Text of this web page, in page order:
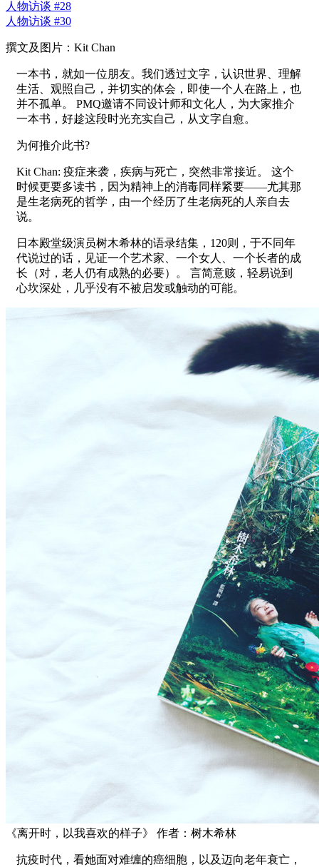
人物访谈 #28
人物访谈 #30
撰文及图片：Kit Chan
一本书，就如一位朋友。我们透过文字，认识世界、理解
生活、观照自己，并切实的体会，即使一个人在路上，也
并不孤单。 PMQ邀请不同设计师和文化人，为大家推介
一本书，好趁这段时光充实自己，从文字自愈。
为何推介此书?
Kit Chan: 疫症来袭，疾病与死亡，突然非常接近。 这个
时候更要多读书，因为精神上的消毒同样紧要——尤其那
是生老病死的哲学，由一个经历了生老病死的人亲自去
说。
日本殿堂级演员树木希林的语录结集，120则，于不同年
代说过的话，见证一个艺术家、一个女人、一个长者的成
长（对，老人仍有成熟的必要）。 言简意赅，轻易说到
心坎深处，几乎没有不被启发或触动的可能。
《离开时，以我喜欢的样子》 作者：树木希林
抗疫时代，看她面对难缠的癌细胞，以及迈向老年衰亡，